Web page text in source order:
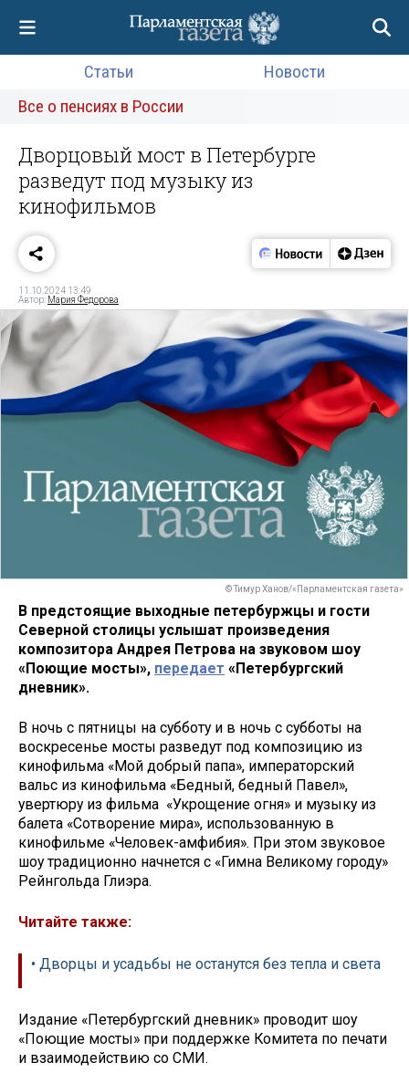
Статьи
Новости
Все о пенсиях в России
Дворцовый мост в Петербурге
разведут под музыку из
кинофильмов
11.10.2024 13:49
Автор: Мария Федорова
© Тимур Ханов/«Парламентская газета»
В предстоящие выходные петербуржцы и гости
Северной столицы услышат произведения
композитора Андрея Петрова на звуковом шоу
«Поющие мосты», передает «Петербургский
дневник».
В ночь с пятницы на субботу и в ночь с субботы на
воскресенье мосты разведут под композицию из
кинофильма «Мой добрый папа», императорский
вальс из кинофильма «Бедный, бедный Павел»,
увертюру из фильма «Укрощение огня» и музыку из
балета «Сотворение мира», использованную в
кинофильме «Человек-амфибия». При этом звуковое
шоу традиционно начнется с «Гимна Великому городу»
Рейнгольда Глиэра.
Читайте также:
• Дворцы и усадьбы не останутся без тепла и света
Издание «Петербургский дневник» проводит шоу
«Поющие мосты» при поддержке Комитета по печати
и взаимодействию со СМИ.